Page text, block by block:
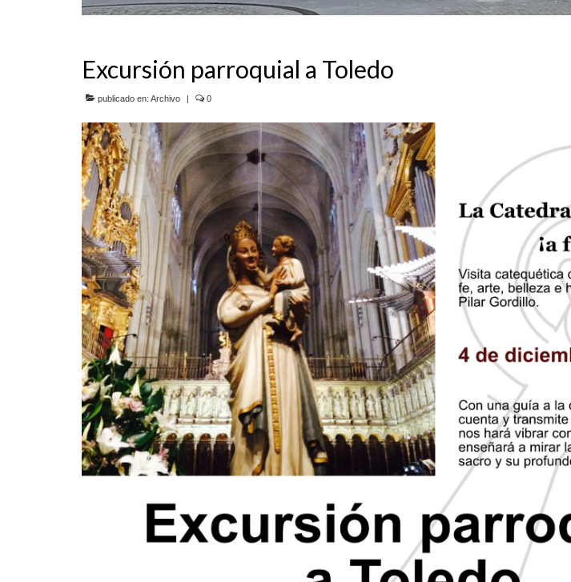
Excursión parroquial a Toledo
publicado en: Archivo | 0